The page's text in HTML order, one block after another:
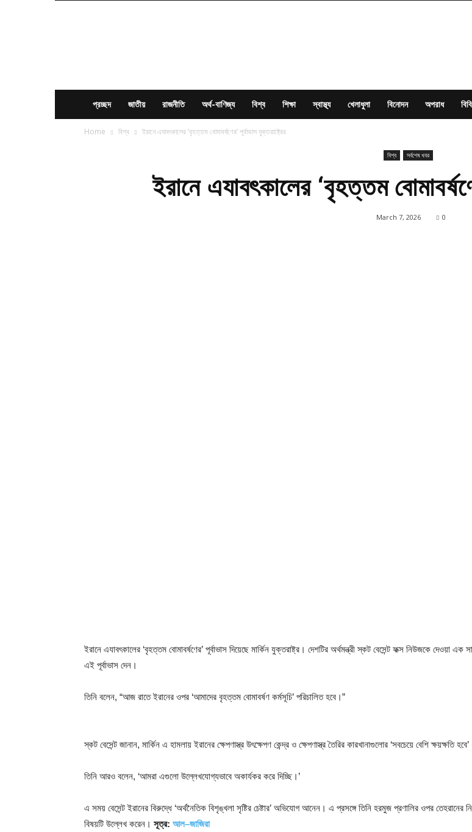
প্রচ্ছদ জাতীয় রাজনীতি অর্থ-বাণিজ্য বিশ্ব শিক্ষা স্বাস্থ্য খেলাধুলা বিনোদন অপরাধ
Home বিশ্ব ইরানে এযাবৎকালের ‘বৃহত্তম বোমাবর্ষণের’ পূর্বাভাস যুক্তরাষ্ট্রের
বিশ্ব সর্বশেষ খবর
ইরানে এযাবৎকালের ‘বৃহত্তম
March 7, 2026 0
ইরানে এযাবৎকালের ‘বৃহত্তম বোমাবর্ষণের’ পূর্বাভাস দিয়েছে মার্কিন যুক্তরাষ্ট্র। দেশটির অর্থমন্ত্রী স্কট বেসেন্ট ফক্স নিউজকে দেওয়া এক
এই পূর্বাভাস দেন।
তিনি বলেন, “আজ রাতে ইরানের ওপর ‘আমাদের বৃহত্তম বোমাবর্ষণ কর্মসূচি’ পরিচালিত হবে।”
স্কট বেসেন্ট জানান, মার্কিন এ হামলায় ইরানের ক্ষেপণাস্ত্র উৎক্ষেপণ কেন্দ্র ও ক্ষেপণাস্ত্র তৈরির কারখানাগুলোর ‘সবচেয়ে বেশি ক্ষয়ক্ষতি
তিনি আরও বলেন, ‘আমরা এগুলো উল্লেখযোগ্যভাবে অকার্যকর করে দিচ্ছি।’
এ সময় বেসেন্ট ইরানের বিরুদ্ধে ‘অর্থনৈতিক বিশৃঙ্খলা সৃষ্টির চেষ্টার’ অভিযোগ আনেন। এ প্রসঙ্গে তিনি হরমুজ প্রণালির ওপর তেহরানের
বিষয়টি উল্লেখ করেন। সূত্র: আল–জাজিরা